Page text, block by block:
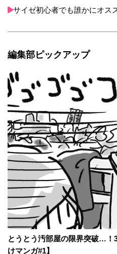
サイゼ初心者でも誰かにオス
編集部ピックアップ
とうとう汚部屋の限界突破…！
けマンガ#1】